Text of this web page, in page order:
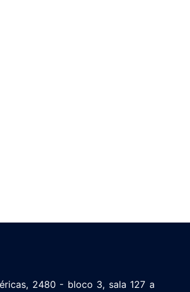
2480 - bloco 3, sala 127 a